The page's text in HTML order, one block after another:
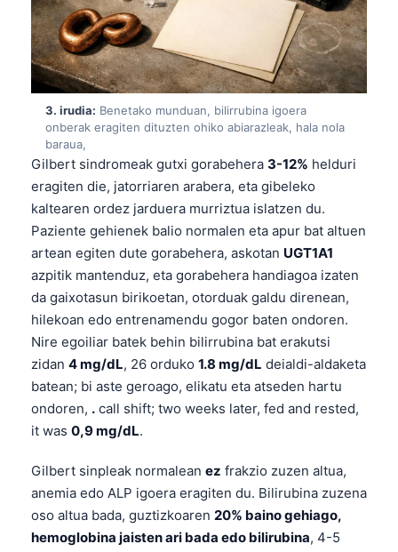
3. irudia: Benetako munduan, bilirrubina igoera
onberak eragiten dituzten ohiko abiarazleak, hala nola
baraua,
Gilbert sindromeak gutxi gorabehera 3-12% helduri
eragiten die, jatorriaren arabera, eta gibeleko
kaltearen ordez jarduera murriztua islatzen du.
Paziente gehienek balio normalen eta apur bat altuen
artean egiten dute gorabehera, askotan UGT1A1
azpitik mantenduz, eta gorabehera handiagoa izaten
da gaixotasun birikoetan, otorduak galdu direnean,
hilekoan edo entrenamendu gogor baten ondoren.
Nire egoiliar batek behin bilirrubina bat erakutsi
zidan 4 mg/dL, 26 orduko 1.8 mg/dL deialdi-aldaketa
batean; bi aste geroago, elikatu eta atseden hartu
ondoren, . call shift; two weeks later, fed and rested,
it was 0,9 mg/dL.
Gilbert sinpleak normalean ez frakzio zuzen altua,
anemia edo ALP igoera eragiten du. Bilirubina zuzena
oso altua bada, guztizkoaren 20% baino gehiago,
hemoglobina jaisten ari bada edo bilirubina, 4-5